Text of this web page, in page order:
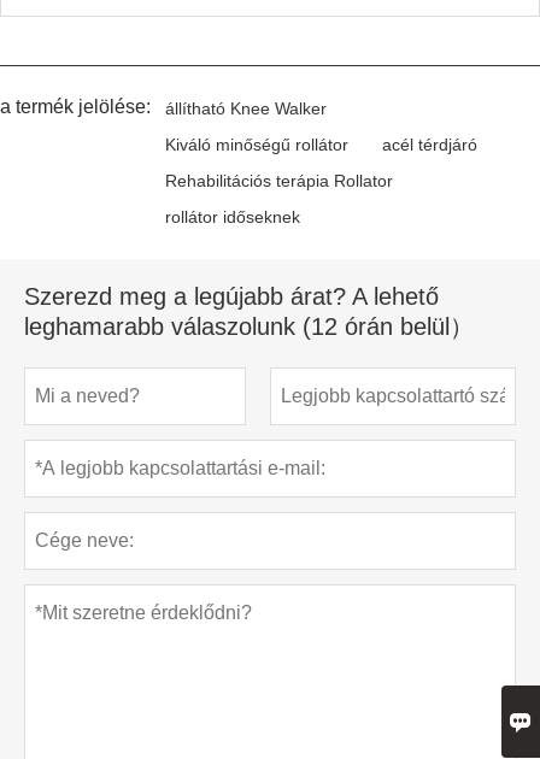
a termék jelölése:
állítható Knee Walker
Kiváló minőségű rollátor
acél térdjáró
Rehabilitációs terápia Rollator
rollátor időseknek
Szerezd meg a legújabb árat? A lehető
leghamarabb válaszolunk (12 órán belül）
